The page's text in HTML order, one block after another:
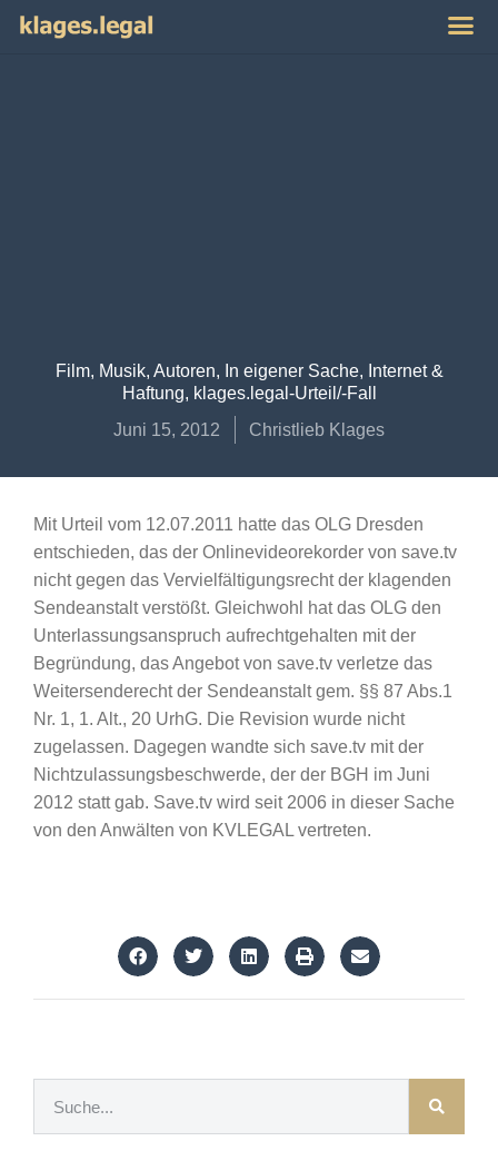
Film, Musik, Autoren, In eigener Sache, Internet &
Haftung, klages.legal-Urteil/-Fall
Juni 15, 2012
Christlieb Klages
Mit Urteil vom 12.07.2011 hatte das OLG Dresden
entschieden, das der Onlinevideorekorder von save.tv
nicht gegen das Vervielfältigungsrecht der klagenden
Sendeanstalt verstößt. Gleichwohl hat das OLG den
Unterlassungsanspruch aufrechtgehalten mit der
Begründung, das Angebot von save.tv verletze das
Weitersenderecht der Sendeanstalt gem. §§ 87 Abs.1
Nr. 1, 1. Alt., 20 UrhG. Die Revision wurde nicht
zugelassen. Dagegen wandte sich save.tv mit der
Nichtzulassungsbeschwerde, der der BGH im Juni
2012 statt gab. Save.tv wird seit 2006 in dieser Sache
von den Anwälten von KVLEGAL vertreten.